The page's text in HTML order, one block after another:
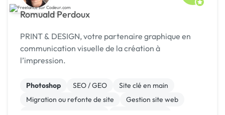
Romuald Perdoux
PRINT & DESIGN, votre partenaire graphique en
communication visuelle de la création à
l’impression.
Photoshop SEO / GEO
Site clé en main
Migration ou refonte de site
Gestion site web